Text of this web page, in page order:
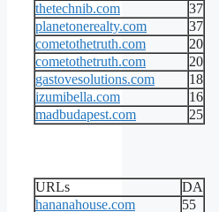
thetechnib.com
37
planetonerealty.com
37
cometothetruth.com
20
cometothetruth.com
20
gastovesolutions.com
18
izumibella.com
16
madbudapest.com
25
URLs
DA
hananahouse.com
55